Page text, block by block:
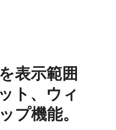
表示範囲
ト、ウィ
プ機能。